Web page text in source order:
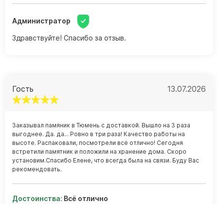
Памятники дочери
Памятники мужчине
Памятники вертикальные
Памятники врачу
Памятники горизонтальные
Памятники классические
Администратор
Здравствуйте! Спасибо за отзыв.
Гость 13.07.2026
Достоинства: Всё отлично
Заказывал памяник в Тюмень с доставкой. Вышло на 3 раза
выгоднее. Да. да... Ровно в три раза! Качество работы на
высоте. Распаковали, посмотрели всё отлично! Сегодня
встретили памятник и положили на хранение дома. Скоро
установим.Спасибо Елене, что всегда была на связи. Буду Вас
рекомендовать.